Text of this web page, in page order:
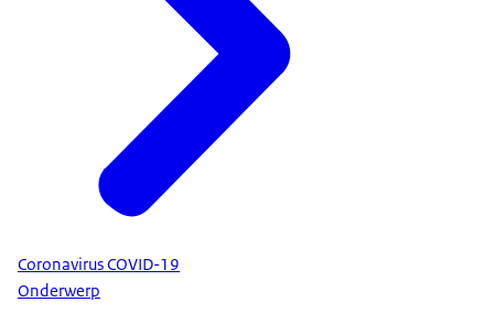
Coronavirus COVID-19
Onderwerp